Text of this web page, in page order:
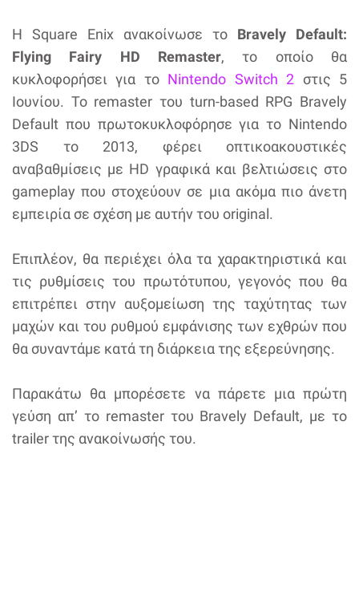
Η Square Enix ανακοίνωσε το Bravely Default:
Flying Fairy HD Remaster, το οποίο θα
κυκλοφορήσει για το Nintendo Switch 2 στις 5
Ιουνίου. Το remaster του turn-based RPG Bravely
Default που πρωτοκυκλοφόρησε για το Nintendo
3DS το 2013, φέρει οπτικοακουστικές
αναβαθμίσεις με HD γραφικά και βελτιώσεις στο
gameplay που στοχεύουν σε μια ακόμα πιο άνετη
εμπειρία σε σχέση με αυτήν του original.
Επιπλέον, θα περιέχει όλα τα χαρακτηριστικά και
τις ρυθμίσεις του πρωτότυπου, γεγονός που θα
επιτρέπει στην αυξομείωση της ταχύτητας των
μαχών και του ρυθμού εμφάνισης των εχθρών που
θα συναντάμε κατά τη διάρκεια της εξερεύνησης.
Παρακάτω θα μπορέσετε να πάρετε μια πρώτη
γεύση απ’ το remaster του Bravely Default, με το
trailer της ανακοίνωσής του.